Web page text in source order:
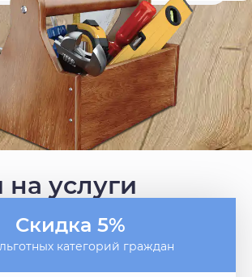
услуги
Скидка 5%
категорий граждан